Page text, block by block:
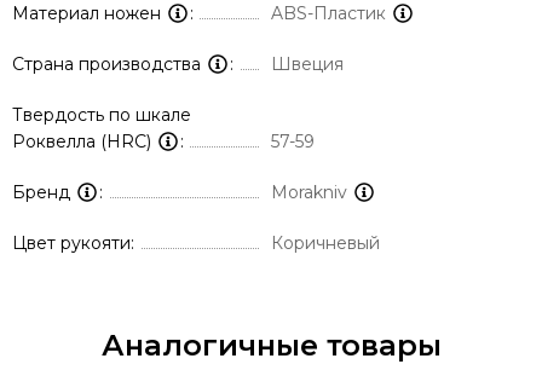
Материал ножен ABS-Пластик
Страна производства Швеция
Твердость по шкале
Роквелла (HRC)
57-59
Бренд Morakniv
Цвет рукояти Коричневый
Аналогичные товары